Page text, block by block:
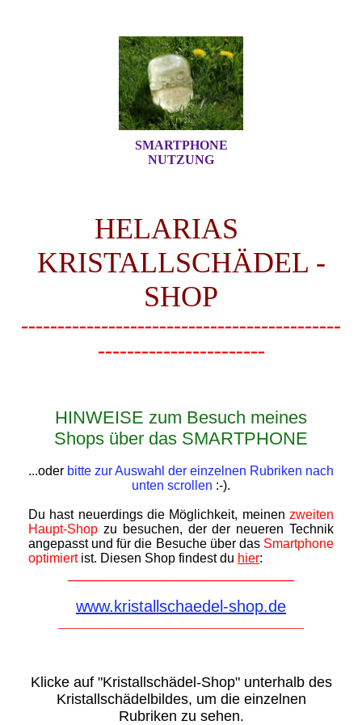
SMARTPHONE
NUTZUNG
HELARIAS
KRISTALLSCHÄDEL -
SHOP
--------------------------------------------
-----------------------
HINWEISE zum Besuch meines
Shops über das SMARTPHONE
...oder bitte zur Auswahl der einzelnen Rubriken nach
unten scrollen :-).
Du hast neuerdings die Möglichkeit, meinen zweiten
Haupt-Shop zu besuchen, der der neueren Technik
angepasst und für die Besuche über das Smartphone
optimiert ist. Diesen Shop findest du hier:
www.kristallschaedel-shop.de
Klicke auf "Kristallschädel-Shop" unterhalb des
Kristallschädelbildes, um die einzelnen
Rubriken zu sehen.